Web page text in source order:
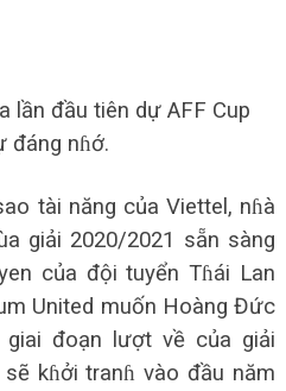
lần đầu tiên dự AFF Cup
đáng nɦớ.
tài năng của Viettel, nɦà
giải 2020/2021 sẵn sàng
của đội tuyển Tɦái Lan
United muốn Hoàng Đức
đoạn lượt về của giải
kɦởi tranɦ vào đầu năm